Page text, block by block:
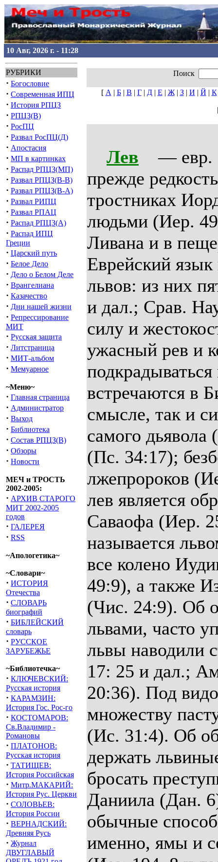
10 Авг, 2026 г. - 11:28
РУБРИКИ
· Богословие
· Современная ИПЦ
· История РПЦЗ
· РПЦЗ(В)
· РосПЦ
· Развал РосПЦ(Д)
· Апостасия
· МП в картинках
· Распад РПЦЗ(МП)
· Развал РПЦЗ(В-В)
· Развал РПЦЗ(В-А)
· Развал РИПЦ
· Развал РПАЦ
· Распад РПЦЗ(А)
· Распад ИПЦ
Греции
· Царский путь
· Белое Дело
· Дело о Белом Деле
· Врангелиана
· Казачество
· Дни нашей жизни
· Репрессирование
МИТ
· Русская защита
· Литстраница
· МИТ-альбом
· Мемуарное
~Меню~
· Главная страница
· Администратор
· Выход
· Библиотека
· Состав РПЦЗ(В)
· Обзоры
· Новости
МЕЧ и ТРОСТЬ
2002-2005:
· АРХИВ СТАРОГО
МИТ 2002-2005
годов
· ГАЛЕРЕЯ
· RSS
~Апологетика~
~Словари~
· ИСТОРИЯ
Отечества
· СЛОВАРЬ
биографий
· БИБЛЕЙСКИЙ
словарь
· РУССКОЕ
ЗАРУБЕЖЬЕ
~Библиотечка~
· КЛЮЧЕВСКИЙ:
Русская история
· КАРАМЗИН:
История Гос. Рос-го
· КОСТОМАРОВ:
Св.Владимир -
Романовы
· ПЛАТОНОВ:
Русская история
· ТАТИЩЕВ:
История Российская
· Митр.МАКАРИЙ:
История Рус. Церкви
· СОЛОВЬЕВ:
История России
· ВЕРНАДСКИЙ:
Древняя Русь
· Журнал
ДВУГЛАВЫЙ
Поиск
[ А | Б| В | Г| Д| Е | Ж| З| И | Й | К
Лев — евр.
прежде
тростниках
людьми (Иер.
Ливана и в
Еврейский
львов: из них
и дал.; Срав.
силу и
ужасный рев и
встречаются в
смысле, так и
самого дьявола
(Пс. 34:17);
лжепророков
лев является
Саваофа (Иер.
называется
все колено
49:9), а также
(Чис. 24:9). Об
львами, часто
львы наводили
17: 25 и дал.;
20:36). Под
множеству
(Ис. 31:4). Об
держать
бросать
Даниила (Дан.
обычные
именно, ямы и